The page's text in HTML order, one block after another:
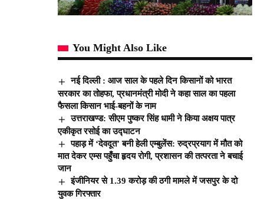
You Might Also Like
नई दिल्ली : आज साल के पहले दिन किसानों को भारत
सरकार का तोहफा, प्रधानमंत्री मोदी ने कहा साल का पहला
फैसला किसान भाई-बहनों के नाम
उत्तराखण्ड: सीएम पुष्कर सिंह धामी ने किया अक्षय पात्र
एकीकृत रसोई का उद्घाटन
पहाड़ में ‘देवदूत’ बनी हेली एम्बुलेंस: रुद्रप्रयाग में मौत को
मात देकर एम्स पहुँचा हृदय रोगी, प्रशासन की तत्परता ने बचाई
जान
इंजीनियर से 1.39 करोड़ की ठगी मामले में जसपुर के दो
युवक गिरफ्तार